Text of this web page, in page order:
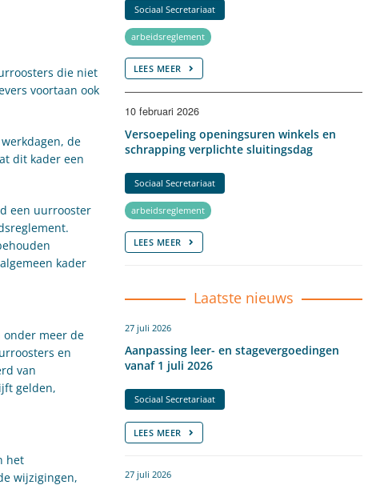
die niet
voortaan ook
de
dit kader een
een uurrooster
kader
onder meer de
en
van
gelden,
het
wijzigingen,
Sociaal Secretariaat
arbeidsreglement
LEES MEER
10 februari 2026
Versoepeling openingsuren winkels en
schrapping verplichte sluitingsdag
Sociaal Secretariaat
arbeidsreglement
LEES MEER
Laatste nieuws
27 juli 2026
Aanpassing leer- en stagevergoedingen
vanaf 1 juli 2026
Sociaal Secretariaat
LEES MEER
27 juli 2026